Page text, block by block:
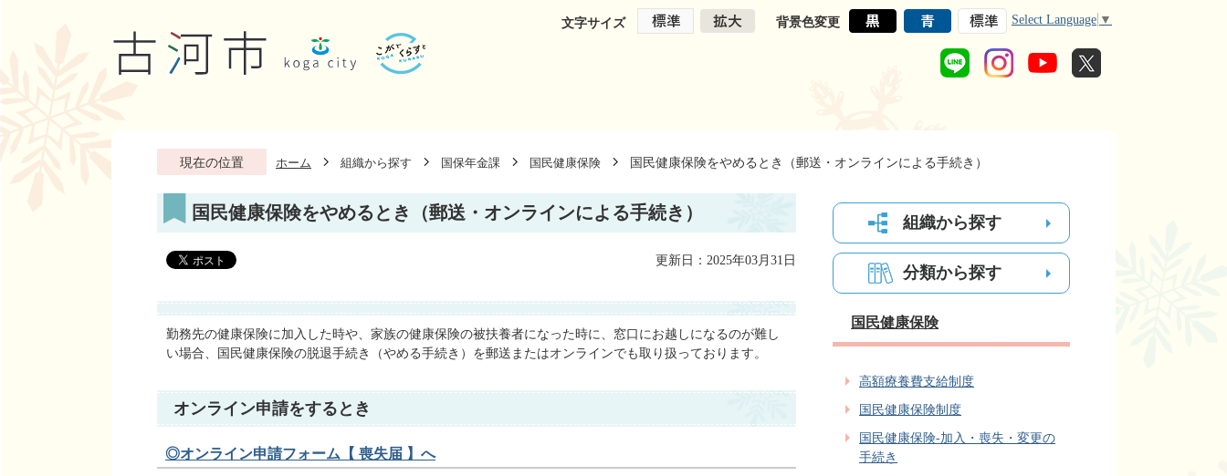
文字サイズ 背景色変更 Select Language ▼
現在の位置 ホーム 組織から探す 国保年金課 国民健康保険 国民健康保険をやめるとき（郵送・オンラインによる手続き）
国民健康保険をやめるとき（郵送・オンラインによる手続き）
更新日：2025年03月31日
勤務先の健康保険に加入した時や、家族の健康保険の被扶養者になった時に、窓口にお越しになるのが難し
い場合、国民健康保険の脱退手続き（やめる手続き）を郵送またはオンラインでも取り扱っております。
オンライン申請をするとき
◎オンライン申請フォーム【 喪失届 】へ
組織から探す
分類から探す
国民健康保険
高額療養費支給制度
国民健康保険制度
国民健康保険-加入・喪失・変更の
手続き